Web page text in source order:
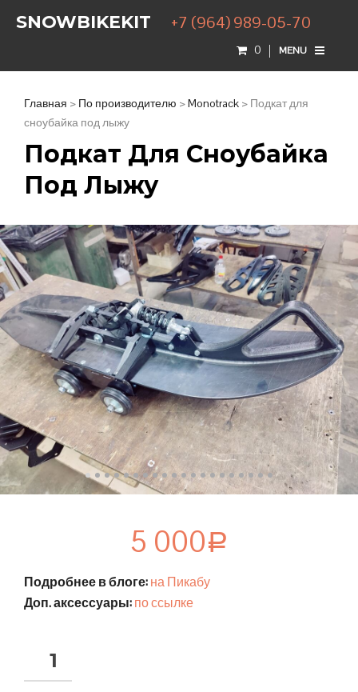
SNOWBIKEKIT +7 (964) 989-05-70
0 MENU
Главная > По производителю >Monotrack > Подкат для
сноубайка под лыжу
Подкат Для Сноубайка
Под Лыжу
5 000Р
Подробнее в блоге:на Пикабу
Доп. аксессуары:по ссылке